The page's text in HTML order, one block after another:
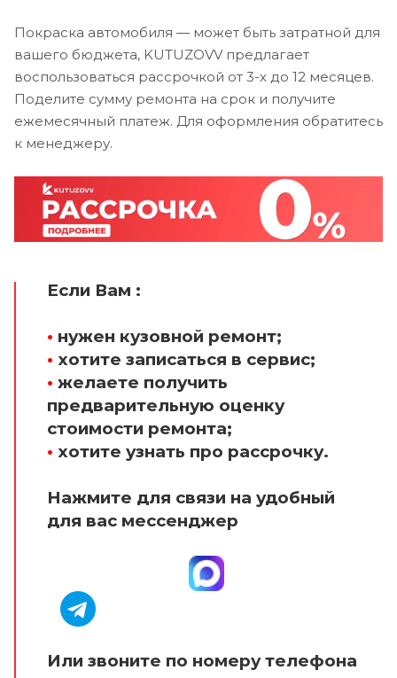
Покраска автомобиля — может быть затратной для
вашего бюджета, KUTUZOVV предлагает
воспользоваться рассрочкой от 3-х до 12 месяцев.
Поделите сумму ремонта на срок и получите
ежемесячный платеж. Для оформления обратитесь
к менеджеру.
Если Вам :
• нужен кузовной ремонт;
• хотите записаться в сервис;
• желаете получить
предварительную оценку
стоимости ремонта;
• хотите узнать про рассрочку.
Нажмите для связи на удобный
для вас мессенджер
Или звоните по номеру телефона